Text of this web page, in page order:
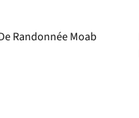
Randonnée Moab